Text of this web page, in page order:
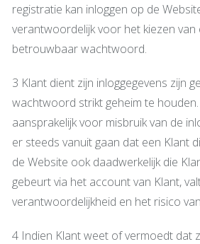
registratie kan inloggen op de
verantwoordelijk voor het kiezen van
betrouwbaar wachtwoord.
3 Klant dient zijn inloggegevens zijn
wachtwoord strikt geheim te
aansprakelijk voor misbruik van de
er steeds vanuit gaan dat een Klant
de Website ook daadwerkelijk die
gebeurt via het account van Klant,
verantwoordelijkheid en het risico
4 Indien Klant weet of vermoedt dat